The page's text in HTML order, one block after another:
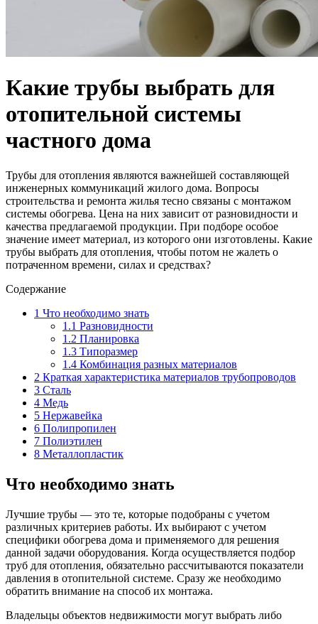
Какие трубы выбрать для
отопительной системы
частного дома
Трубы для отопления являются важнейшей составляющей
инженерных коммуникаций жилого дома. Вопросы
строительства и ремонта жилья тесно связаны с монтажом
системы обогрева. Цена на них зависит от разновидности и
качества предлагаемой продукции. При подборе особое
значение имеет материал, из которого они изготовлены. Какие
трубы выбрать для отопления, чтобы потом не жалеть о
потраченном времени, силах и средствах?
Содержание
1 Что необходимо знать
1.1 Разновидности
1.2 Планировка
1.3 Типоразмер
1.4 Комбинация разных материалов
2 Краткая характеристика материалов трубопроводов
3 Сталь
4 Медь
5 Нержавейка
6 Полипропилен
7 Полиэтилен
8 Металлопластик
Что необходимо знать
Лучшие трубы — это те, которые подобраны с учетом
различных критериев работы. Их выбирают с учетом
специфики обогрева дома и применяемого для решения
данной задачи оборудования. Когда осуществляется подбор
труб для отопления, обязательно рассчитываются показатели
давления в отопительной системе. Сразу же необходимо
обратить внимание на способ их монтажа.
Владельцы объектов недвижимости могут выбрать либо